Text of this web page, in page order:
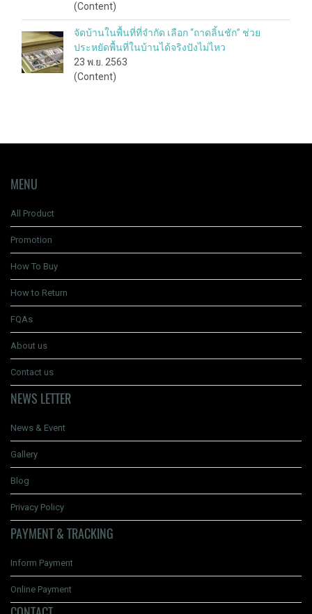
(Content)
จัดบ้านในพื้นที่ที่จำกัด เลือก “ถาดลิ้นชัก” ช่วย
ประหยัดพื้นที่ในบ้านได้จริงปังไม่ไหว
23 พ.ย. 2563
(Content)
MENU
All Product
Promotion
How To Buy
How to Return
FQAs
About us
Contact us
NEWS LETTER
News & Event
Gallery
Blog
Privacy Policy
PAYMENT & TRACKING
Inform Payment
Online Payment